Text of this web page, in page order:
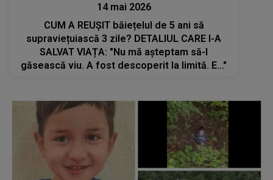
14 mai 2026
CUM A REUȘIT băiețelul de 5 ani să
supraviețuiască 3 zile? DETALIUL CARE I-A
SALVAT VIAȚA: "Nu mă așteptam să-l
găsească viu. A fost descoperit la limită. E..."